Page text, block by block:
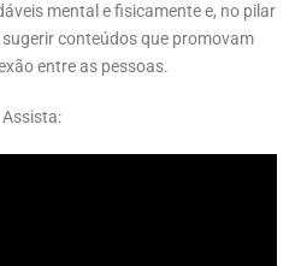
mental e fisicamente e, no pilar
conteúdos que promovam
entre as pessoas.
Assista: